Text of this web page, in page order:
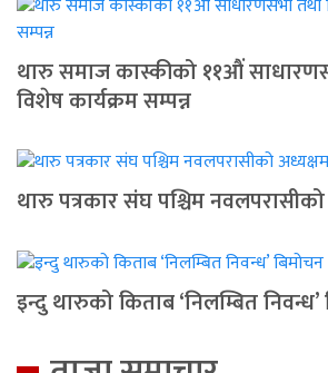
थारु समाज कास्कीको ११औं
विशेष कार्यक्रम सम्पन्न
थारु पत्रकार संघ पश्चिम
इन्दु थारुको किताब ‘निलम्बित